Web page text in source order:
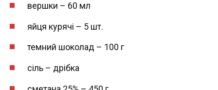
вершки – 60 мл
яйця курячі – 5 шт.
темний шоколад – 100 г
сіль – дрібка